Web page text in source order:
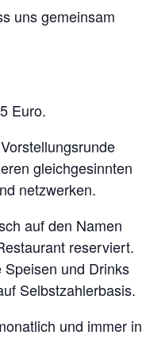
uns gemeinsam
Euro.
gleichgesinnten
netzwerken.
auf den Namen
reserviert.
und Drinks
Selbstzahlerbasis.
und immer in